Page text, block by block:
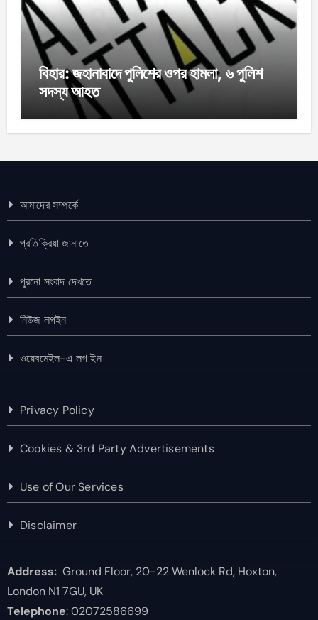
বিহার: জহানাবাদে পুলিশের ওপর হামলা, ৬ পুলিশ
সদস্য আহত
আমাদের সম্পর্কে
প্রতিক্রিয়া জানাতে
পুরনো সংবাদ দেখতে
নিউজ লগইন
ওয়েবমেইল-এ লগ ইন
Privacy Policy
Cookies & 3rd Party Advertisements
Use of Our Services
Disclaimer
Address:Ground Floor, 20-22 Wenlock Rd, Hoxton,
London N1 7GU, UK
Telephone: 02072586699